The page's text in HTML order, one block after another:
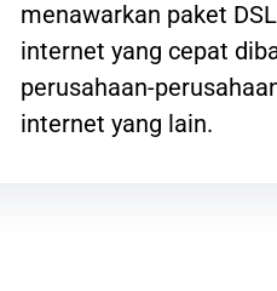
menawarkan paket
internet yang cepat
perusahaan-
internet yang lain.